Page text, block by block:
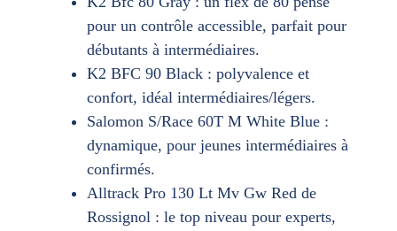
pour un contrôle accessible, parfait pour
débutants à intermédiaires.
K2 BFC 90 Black : polyvalence et
confort, idéal intermédiaires/légers.
Salomon S/Race 60T M White Blue :
dynamique, pour jeunes intermédiaires à
confirmés.
Alltrack Pro 130 Lt Mv Gw Red de
Rossignol : le top niveau pour experts,